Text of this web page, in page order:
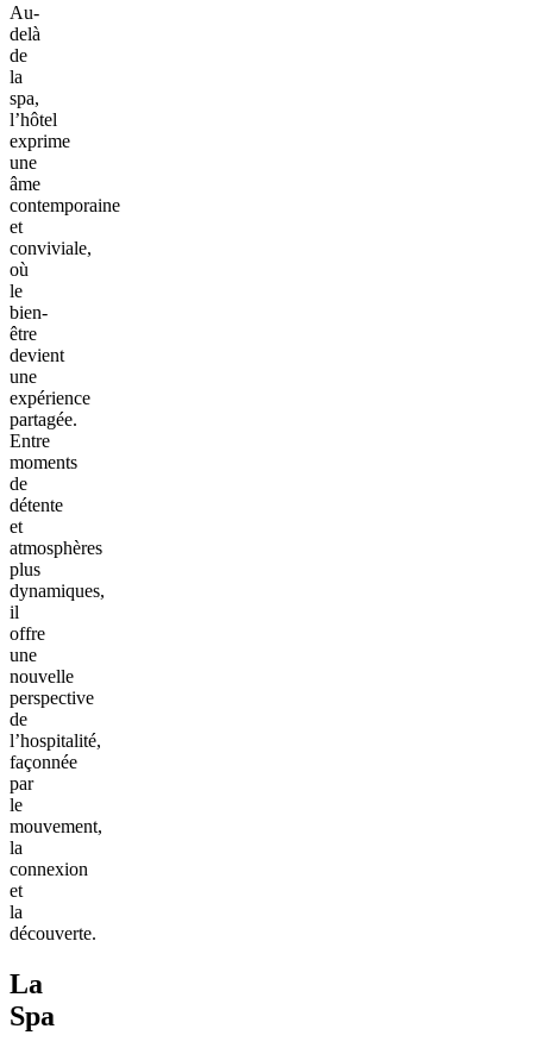
Au-
delà
de
la
spa,
l’hôtel
exprime
une
âme
contemporaine
et
conviviale,
où
le
bien-
être
devient
une
expérience
partagée.
Entre
moments
de
détente
et
atmosphères
plus
dynamiques,
il
offre
une
nouvelle
perspective
de
l’hospitalité,
façonnée
par
le
mouvement,
la
connexion
et
la
découverte.
La
Spa